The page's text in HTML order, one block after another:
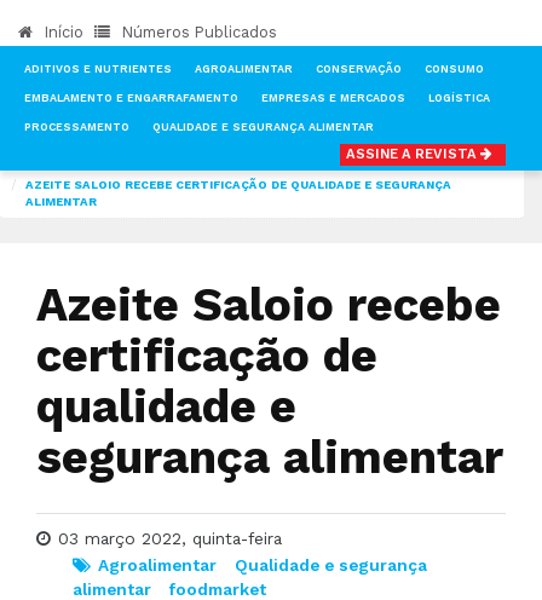
Início Números Publicados
ADITIVOS E NUTRIENTES AGROALIMENTAR CONSERVAÇÃO CONSUMO
EMBALAMENTO E ENGARRAFAMENTO EMPRESAS E MERCADOS LOGÍSTICA
PROCESSAMENTO QUALIDADE E SEGURANÇA ALIMENTAR
ASSINE A REVISTA
AZEITE SALOIO RECEBE CERTIFICAÇÃO DE QUALIDADE E SEGURANÇA
ALIMENTAR
Azeite Saloio recebe
certificação de
qualidade e
segurança alimentar
03 março 2022, quinta-feira
Agroalimentar
Qualidade e segurança
alimentar
foodmarket